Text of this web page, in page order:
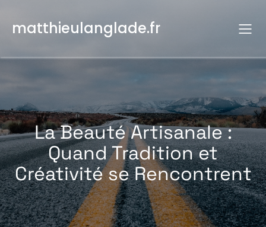
contenu
matthieulanglade.fr
La Beauté Artisanale :
Quand Tradition et
Créativité se Rencontrent